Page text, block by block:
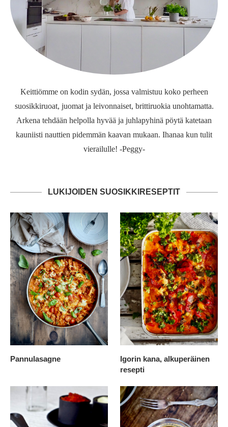
Keittiömme on kodin sydän, jossa valmistuu koko perheen
suosikkiruoat, juomat ja leivonnaiset, brittiruokia unohtamatta.
Arkena tehdään helpolla hyvää ja juhlapyhinä pöytä katetaan
kauniisti nauttien pidemmän kaavan mukaan. Ihanaa kun tulit
vierailulle! -Peggy-
LUKIJOIDEN SUOSIKKIRESEPTIT
Pannulasagne
Igorin kana, alkuperäinen
resepti